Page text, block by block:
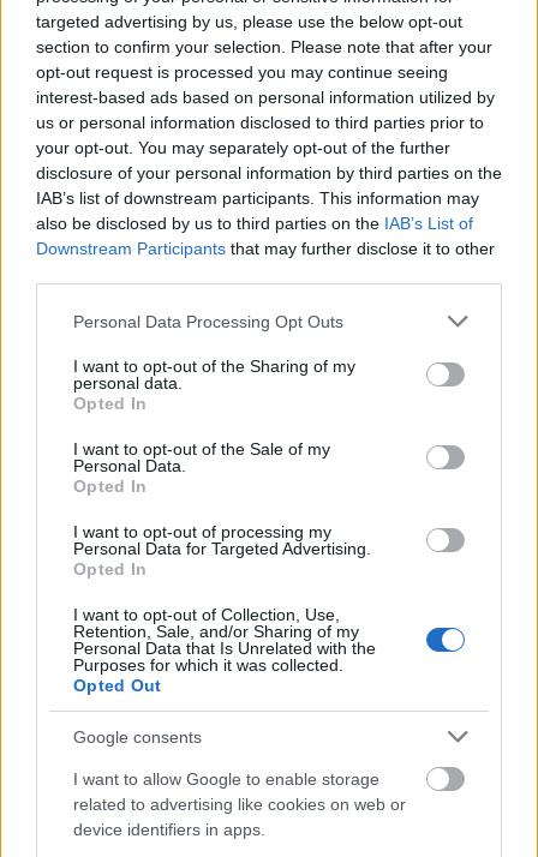
targeted advertising by us, please use the below opt-out
section to confirm your selection. Please note that after your
opt-out request is processed you may continue seeing
interest-based ads based on personal information utilized by
us or personal information disclosed to third parties prior to
your opt-out. You may separately opt-out of the further
disclosure of your personal information by third parties on the
IAB’s list of downstream participants. This information may
also be disclosed by us to third parties on the IAB’s List of
Downstream Participants that may further disclose it to other
Please note that this website/app uses one or more Google
not limited to your visit or usage behaviour. You may click to
grant or deny consent to Google and its third-party tags to
use your data for below specified purposes in below Google
consent section.
Personal Data Processing Opt Outs
I want to opt-out of the Sharing of my
personal data.
Opted In
I want to opt-out of the Sale of my
Personal Data.
Opted In
I want to opt-out of processing my
Personal Data for Targeted Advertising.
Opted In
I want to opt-out of Collection, Use,
Retention, Sale, and/or Sharing of my
Personal Data that Is Unrelated with the
Purposes for which it was collected.
Opted Out
Google consents
I want to allow Google to enable storage
related to advertising like cookies on web or
device identifiers in apps.
SZTÁROK
Kész felnőttek lettek: Így néznek ki
most Angelina Jolie és Brad Pitt
SZTÁROK
Brad Pitt újabb tőrdöfést kapott a
szívébe, 21 éves lánya egyértelmű
üzenetet küldött neki